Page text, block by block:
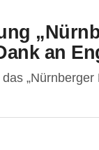
an
„Nürnberger